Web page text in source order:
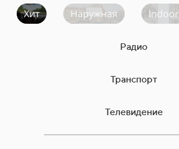
Хит Наружная Indoor
Радио
Транспорт
Телевидение